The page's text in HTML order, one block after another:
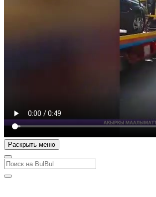
Раскрыть меню